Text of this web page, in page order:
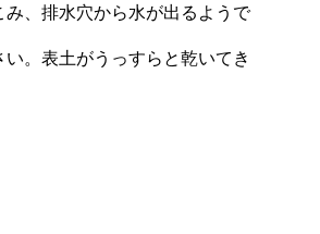
、排水穴から水が出るようで
。表土がうっすらと乾いてき